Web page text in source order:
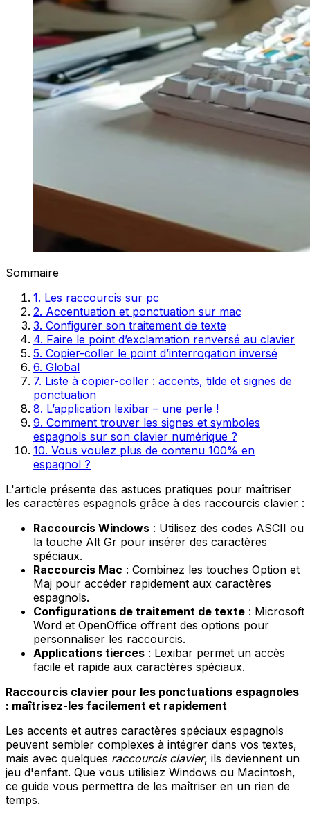
Sommaire
1. Les raccourcis sur pc
2. Accentuation et ponctuation sur mac
3. Configurer son traitement de texte
4. Faire le point d’exclamation renversé au clavier
5. Copier-coller le point d’interrogation inversé
6. Global
7. Liste à copier-coller : accents, tilde et signes de
ponctuation
8. L’application lexibar – une perle !
9. Comment trouver les signes et symboles
espagnols sur son clavier numérique ?
10. Vous voulez plus de contenu 100% en
espagnol ?
L'article présente des astuces pratiques pour maîtriser
les caractères espagnols grâce à des raccourcis clavier :
Raccourcis Windows : Utilisez des codes ASCII ou
la touche Alt Gr pour insérer des caractères
spéciaux.
Raccourcis Mac : Combinez les touches Option et
Maj pour accéder rapidement aux caractères
espagnols.
Configurations de traitement de texte : Microsoft
Word et OpenOffice offrent des options pour
personnaliser les raccourcis.
Applications tierces : Lexibar permet un accès
facile et rapide aux caractères spéciaux.
Raccourcis clavier pour les ponctuations espagnoles
: maîtrisez-les facilement et rapidement
Les accents et autres caractères spéciaux espagnols
peuvent sembler complexes à intégrer dans vos textes,
mais avec quelques raccourcis clavier, ils deviennent un
jeu d'enfant. Que vous utilisiez Windows ou Macintosh,
ce guide vous permettra de les maîtriser en un rien de
temps.